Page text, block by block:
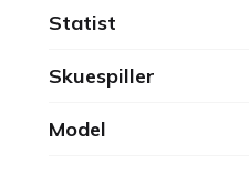
Statist
Skuespiller
Model